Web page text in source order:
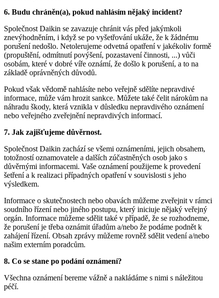
6. Budu chráněn(a), pokud nahlásím nějaký incident?
Společnost Daikin se zavazuje chránit vás před jakýmkoli
znevýhodněním, i když se po vyšetřování ukáže, že k žádnému
porušení nedošlo. Netolerujeme odvetná opatření v jakékoliv formě
(propuštění, odmítnutí povýšení, pozastavení činnosti, ...) vůči
osobám, které v dobré víře oznámí, že došlo k porušení, a to na
základě oprávněných důvodů.
Pokud však vědomě nahlásíte nebo veřejně sdělíte nepravdivé
informace, může vám hrozit sankce. Můžete také čelit nárokům na
náhradu škody, která vznikla v důsledku nepravdivého oznámení
nebo veřejného zveřejnění nepravdivých informací.
7. Jak zajišťujeme důvěrnost.
Společnost Daikin zachází se všemi oznámeními, jejich obsahem,
totožností oznamovatele a dalších zúčastněných osob jako s
důvěrnými informacemi. Vaše oznámení použijeme k provedení
šetření a k realizaci případných opatření v souvislosti s jeho
výsledkem.
Informace o skutečnostech nebo obavách můžeme zveřejnit v rámci
soudního řízení nebo jiného postupu, který iniciuje nějaký veřejný
orgán. Informace můžeme sdělit také v případě, že se rozhodneme,
že porušení je třeba oznámit úřadům a/nebo že podáme podnět k
zahájení řízení. Obsah zprávy můžeme rovněž sdělit vedení a/nebo
našim externím poradcům.
8. Co se stane po podání oznámení?
Všechna oznámení bereme vážně a nakládáme s nimi s náležitou
péčí.